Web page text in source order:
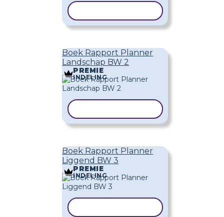
Boek Rapport Planner
Landschap BW 2
PREMIE
INDELING
Boek Rapport Planner
Liggend BW 3
PREMIE
INDELING